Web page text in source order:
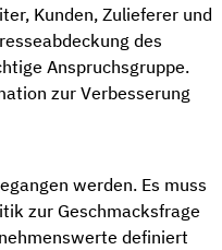
Kunden, Zulieferer und
des
Anspruchsgruppe.
zur Verbesserung
werden. Es muss
zur Geschmacksfrage
definiert